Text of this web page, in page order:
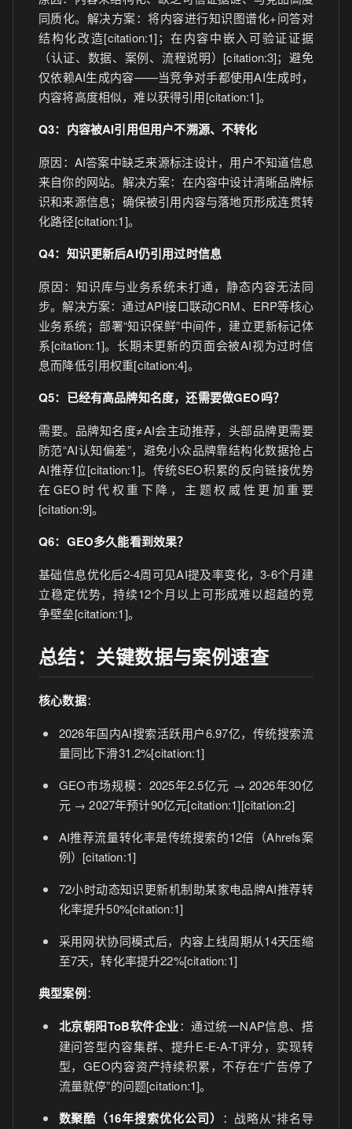
同质化。解决方案：将内容进行知识图谱化+问答对
结构化改造[citation:1]；在内容中嵌入可验证证据
（认证、数据、案例、流程说明）[citation:3]；避免
仅依赖AI生成内容——当竞争对手都使用AI生成时，
内容将高度相似，难以获得引用[citation:1]。
Q3：内容被AI引用但用户不溯源、不转化
原因：AI答案中缺乏来源标注设计，用户不知道信息
来自你的网站。解决方案：在内容中设计清晰品牌标
识和来源信息；确保被引用内容与落地页形成连贯转
化路径[citation:1]。
Q4：知识更新后AI仍引用过时信息
原因：知识库与业务系统未打通，静态内容无法同
步。解决方案：通过API接口联动CRM、ERP等核心
业务系统；部署“知识保鲜”中间件，建立更新标记体
系[citation:1]。长期未更新的页面会被AI视为过时信
息而降低引用权重[citation:4]。
Q5：已经有高品牌知名度，还需要做GEO吗？
需要。品牌知名度≠AI会主动推荐，头部品牌更需要
防范“AI认知偏差”，避免小众品牌靠结构化数据抢占
AI推荐位[citation:1]。传统SEO积累的反向链接优势
在GEO时代权重下降，主题权威性更加重要
[citation:9]。
Q6：GEO多久能看到效果？
基础信息优化后2-4周可见AI提及率变化，3-6个月建
立稳定优势，持续12个月以上可形成难以超越的竞
争壁垒[citation:1]。
总结：关键数据与案例速查
核心数据：
2026年国内AI搜索活跃用户6.97亿，传统搜索流
量同比下滑31.2%[citation:1]
GEO市场规模：2025年2.5亿元 → 2026年30亿
元 → 2027年预计90亿元[citation:1][citation:2]
AI推荐流量转化率是传统搜索的12倍（Ahrefs案
例）[citation:1]
72小时动态知识更新机制助某家电品牌AI推荐转
化率提升50%[citation:1]
采用网状协同模式后，内容上线周期从14天压缩
至7天，转化率提升22%[citation:1]
典型案例：
北京朝阳ToB软件企业：通过统一NAP信息、搭
建问答型内容集群、提升E-E-A-T评分，实现转
型，GEO内容资产持续积累，不存在“广告停了
流量就停”的问题[citation:1]。
数聚酷（16年搜索优化公司） ：战略从“排名导